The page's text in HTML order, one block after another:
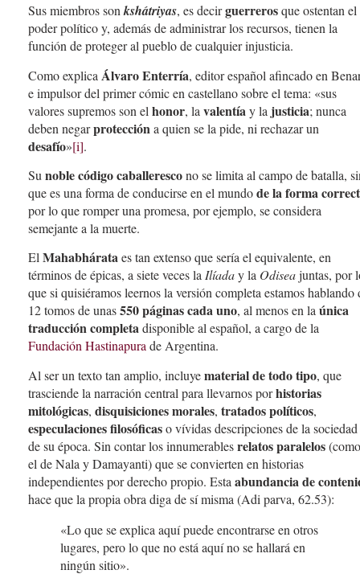
Sus miembros son kshátriyas, es decirguerrerosque ostentan el
poder político y, además de administrar los recursos, tienen la
función de proteger al pueblo de cualquier injusticia.
Como explica Álvaro Enterría, editor español afincado en
e impulsor del primer cómic en castellano sobre el tema: «sus
valores supremos son el honor, la valentía y la justicia; nunca
deben negarprotección a quien se la pide, ni rechazar un
desafío»[i].
Su noble código caballerescono se limita al campo de batalla,
que es una forma de conducirse en el mundode la forma
por lo que romper una promesa, por ejemplo, se considera
semejante a la muerte.
ElMahabhárataes tan extenso que sería el equivalente, en
términos de épicas, a siete veces laIlíaday la Odiseajuntas, por
que si quisiéramos leernos la versión completa estamos hablando
12 tomos de unas550 páginas cada uno, al menos en laúnica
traducción completadisponible al español, a cargo de la
Fundación Hastinapurade Argentina.
Al ser un texto tan amplio, incluyematerial de todo tipo, que
trasciende la narración central para llevarnos porhistorias
mitológicas, disquisiciones morales, tratados políticos,
especulaciones filosóficaso vívidas descripciones de la sociedad
de su época. Sin contar los innumerablesrelatos paralelos(como
el de Nala y Damayanti) que se convierten en historias
independientes por derecho propio. Esta abundancia de
hace que la propia obra diga de sí misma (Adi parva, 62.53):
«Lo que se explica aquí puede encontrarse en otros
lugares, pero lo que no está aquí no se hallará en
ningún sitio».